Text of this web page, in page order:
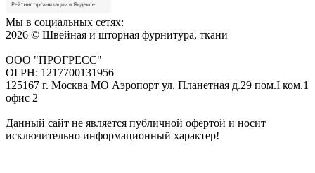
Мы в социальных сетях:
2026 © Швейная и шторная фурнитура, ткани
ООО "ПРОГРЕСС"
ОГРН: 1217700131956
125167 г. Москва МО Аэропорт ул. Планетная д.29 пом.I ком.1
офис 2
Данный сайт не является публичной офертой и носит
исключительно информационный характер!